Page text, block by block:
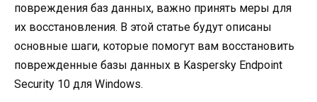
повреждения баз данных, важно принять меры для
их восстановления. В этой статье будут описаны
основные шаги, которые помогут вам восстановить
поврежденные базы данных в Kaspersky Endpoint
Security 10 для Windows.